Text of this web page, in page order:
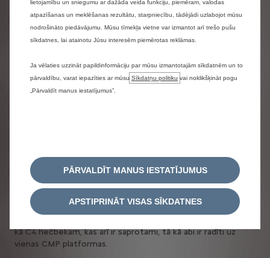
Moderns komforts
Ar 4600 mm garumu jaunie ë-C4 X un C4 X precīzi iekļaujas
Citroën klāstā starp C4 hečbeku, kura garums ir 4360 mm,
kā C4 hečbekam, kas arī ir saprotami, tā kā abi ir radīti uz
vienas CMP platformas.
lietojamību un sniegumu ar dažāda veida funkciju, piemēram, valodas
atpazīšanas un meklēšanas rezultātu, starpniecību, tādējādi uzlabojot mūsu
nodrošināto piedāvājumu. Mūsu tīmekļa vietne var izmantot arī trešo pušu
sīkdatnes, lai atainotu Jūsu interesēm piemērotas reklāmas.
Ja vēlaties uzzināt papildinformāciju par mūsu izmantotajām sīkdatnēm un to
pārvaldību, varat iepazīties ar mūsu Sīkdatņu politiku vai noklikšķināt pogu
„Pārvaldīt manus iestatījumus”.
PĀRVALDĪT MANUS IESTATĪJUMUS
APSTIPRINĀT VISAS SĪKDATNES